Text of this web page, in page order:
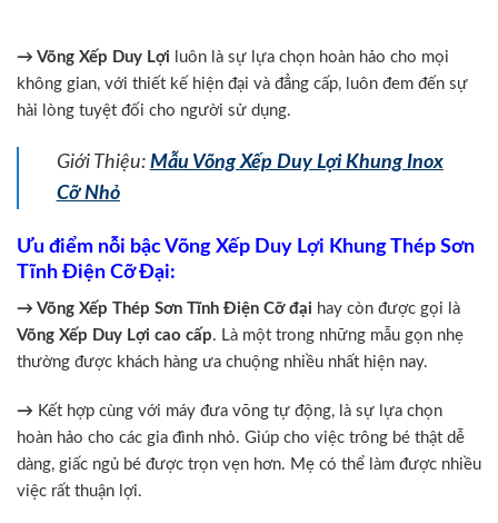
→ Võng Xếp Duy Lợi luôn là sự lựa chọn hoàn hảo cho mọi
không gian, với thiết kế hiện đại và đẳng cấp, luôn đem đến sự
hài lòng tuyệt đối cho người sử dụng.
Giới Thiệu: Mẫu Võng Xếp Duy Lợi Khung Inox
Cỡ Nhỏ
Ưu điểm nỗi bậc Võng Xếp Duy Lợi Khung Thép Sơn
Tĩnh Điện Cỡ Đại:
→ Võng Xếp Thép Sơn Tĩnh Điện Cỡ đại hay còn được gọi là
Võng Xếp Duy Lợi cao cấp. Là một trong những mẫu gọn nhẹ
thường được khách hàng ưa chuộng nhiều nhất hiện nay.
→ Kết hợp cùng với máy đưa võng tự động, là sự lựa chọn
hoàn hảo cho các gia đình nhỏ. Giúp cho việc trông bé thật dễ
dàng, giấc ngủ bé được trọn vẹn hơn. Mẹ có thể làm được nhiều
việc rất thuận lợi.